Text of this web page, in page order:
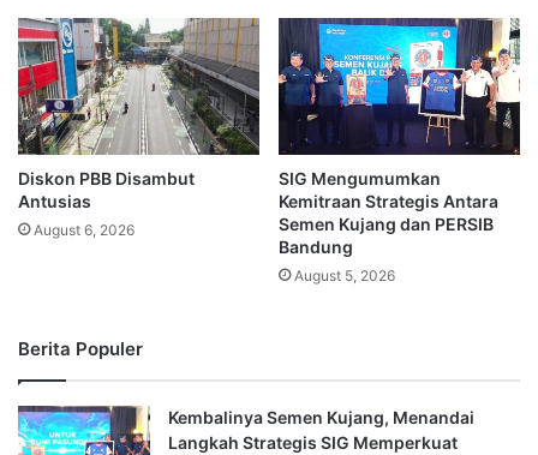
Diskon PBB Disambut
Antusias
August 6, 2026
SIG Mengumumkan
Kemitraan Strategis Antara
Semen Kujang dan PERSIB
Bandung
August 5, 2026
Berita Populer
Kembalinya Semen Kujang, Menandai
Langkah Strategis SIG Memperkuat